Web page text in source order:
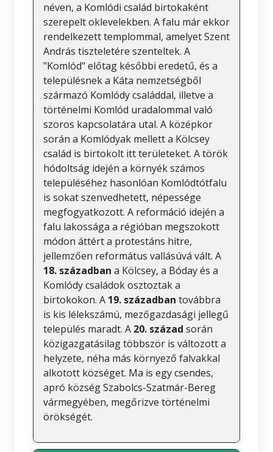
néven, a Komlódi család birtokaként
szerepelt oklevelekben. A falu már ekkor
rendelkezett templommal, amelyet Szent
András tiszteletére szenteltek. A
"Komlód" előtag későbbi eredetű, és a
településnek a Káta nemzetségből
származó Komlódy családdal, illetve a
történelmi Komlód uradalommal való
szoros kapcsolatára utal. A középkor
során a Komlódyak mellett a Kölcsey
család is birtokolt itt területeket. A török
hódoltság idején a környék számos
településéhez hasonlóan Komlódtótfalu
is sokat szenvedhetett, népessége
megfogyatkozott. A reformáció idején a
falu lakossága a régióban megszokott
módon áttért a protestáns hitre,
jellemzően református vallásúvá vált. A
18. században a Kölcsey, a Bóday és a
Komlódy családok osztoztak a
birtokokon. A 19. században továbbra
is kis lélekszámú, mezőgazdasági jellegű
település maradt. A 20. század során
közigazgatásilag többször is változott a
helyzete, néha más környező falvakkal
alkotott községet. Ma is egy csendes,
apró község Szabolcs-Szatmár-Bereg
vármegyében, megőrizve történelmi
örökségét.